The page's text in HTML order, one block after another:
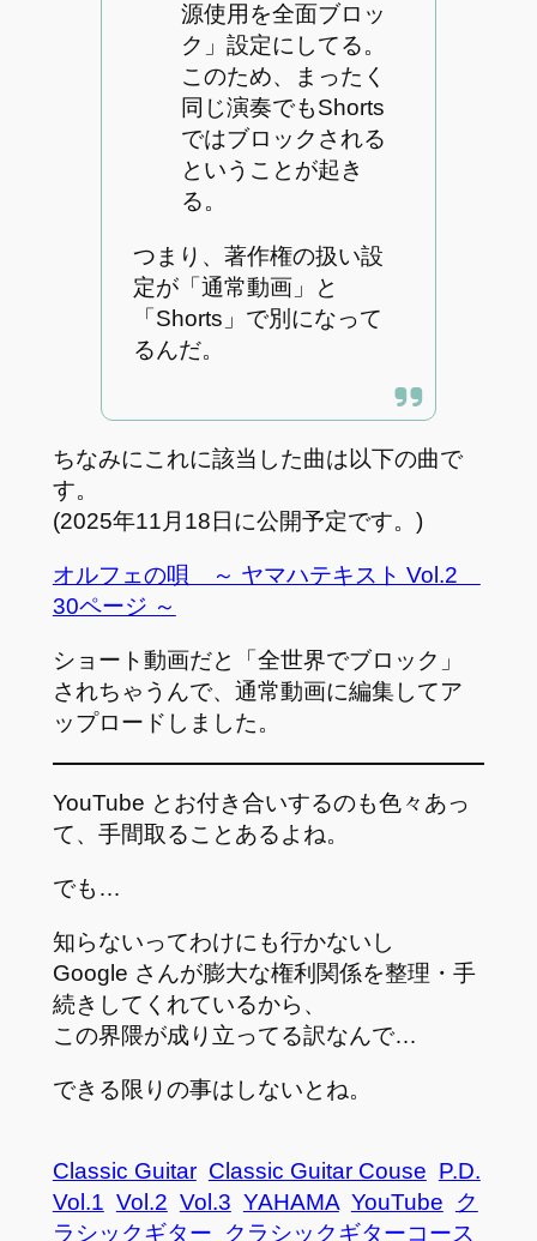
源使用を全面ブロッ
ク」設定にしてる。
このため、まったく
同じ演奏でもShorts
ではブロックされる
ということが起き
る。
つまり、著作権の扱い設
定が「通常動画」と
「Shorts」で別になって
るんだ。
ちなみにこれに該当した曲は以下の曲で
す。
(2025年11月18日に公開予定です。)
オルフェの唄 ～ ヤマハテキスト Vol.2
30ページ ～
ショート動画だと「全世界でブロック」
されちゃうんで、通常動画に編集してア
ップロードしました。
YouTube とお付き合いするのも色々あっ
て、手間取ることあるよね。
でも…
知らないってわけにも行かないし
Google さんが膨大な権利関係を整理・手
続きしてくれているから、
この界隈が成り立ってる訳なんで…
できる限りの事はしないとね。
Classic Guitar Classic Guitar Couse P.D.
Vol.1 Vol.2 Vol.3 YAHAMA YouTube
ク
ラシックギター
クラシックギターコース